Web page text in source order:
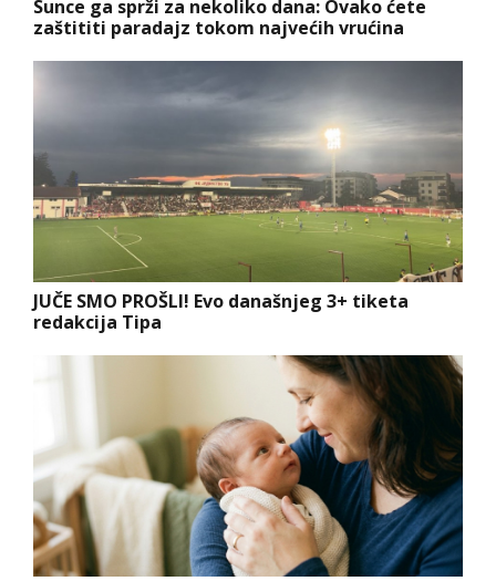
Sunce ga sprži za nekoliko dana: Ovako ćete
zaštititi paradajz tokom najvećih vrućina
JUČE SMO PROŠLI! Evo današnjeg 3+ tiketa
redakcija Tipa